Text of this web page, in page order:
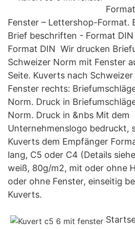
Fenster – Lettershop-Format.
Brief beschriften - Format
Format DIN Wir drucken
Schweizer Norm mit Fenster
Seite. Kuverts nach
Fenster rechts:
Norm. Druck in
Norm. Druck in &nbs Mit dem
Unternehmenslogo bedruckt,
Kuverts dem Empfänger
lang, C5 oder C4 (Details
weiß, 80g/m2, mit oder ohne
oder ohne Fenster, einseitig
Kuverts.